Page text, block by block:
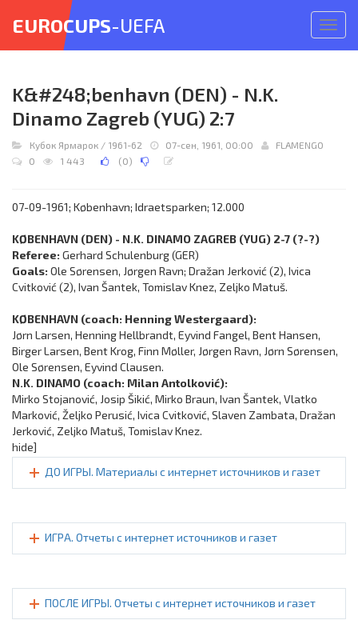
меню
EUROCUPS-UEFA
K&#248;benhavn (DEN) - N.K.
Dinamo Zagreb (YUG) 2:7
Кубок Ярмарок / 1961-62 07-сен, 1961, 00:00
FLAMENGO
0
1 443 (0)
07-09-1961; København; Idraetsparken; 12.000
KØBENHAVN (DEN) - N.K. DINAMO ZAGREB (YUG) 2-7 (?-?)
Referee: Gerhard Schulenburg (GER)
Goals: Ole Sørensen, Jørgen Ravn; Dražan Jerković (2), Ivica
Cvitković (2), Ivan Šantek, Tomislav Knez, Zeljko Matuš.
KØBENHAVN (coach: Henning Westergaard):
Jørn Larsen, Henning Hellbrandt, Eyvind Fangel, Bent Hansen,
Birger Larsen, Bent Krog, Finn Møller, Jørgen Ravn, Jørn Sørensen,
Ole Sørensen, Eyvind Clausen.
N.K. DINAMO (coach: Milan Antolković):
Mirko Stojanović, Josip Šikić, Mirko Braun, Ivan Šantek, Vlatko
Marković, Željko Perusić, Ivica Cvitković, Slaven Zambata, Dražan
Jerković, Zeljko Matuš, Tomislav Knez.
hide]
ДО ИГРЫ. Материалы с интернет источников и газет
ИГРА. Отчеты с интернет источников и газет
ПОСЛЕ ИГРЫ. Отчеты с интернет источников и газет